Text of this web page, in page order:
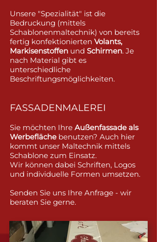
Unsere "Spezialität" ist die
Bedruckung (mittels
Schablonenmaltechnik) von bereits
fertig konfektionierten Volants,
Markisenstoffen und Schirmen. Je
nach Material gibt es
unterschiedliche
Beschriftungsmöglichkeiten.
FASSADENMALEREI
Sie möchten Ihre Außenfassade als
Werbefläche benutzen? Auch hier
kommt unser Maltechnik mittels
Schablone zum Einsatz.
Wir können dabei Schriften, Logos
und individuelle Formen umsetzen.
Senden Sie uns Ihre Anfrage - wir
beraten Sie gerne.